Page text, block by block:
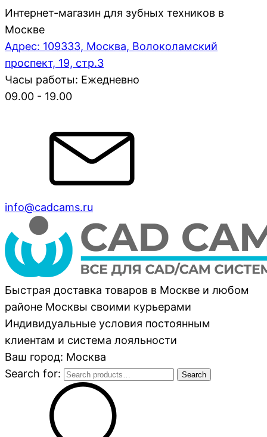
Интернет-магазин для зубных техников в
Москве
Адрес: 109333, Москва, Волоколамский
проспект, 19, стр.3
Часы работы: Ежедневно
09.00 - 19.00
info@cadcams.ru
Быстрая доставка товаров в Москве и любом
районе Москвы своими курьерами
Индивидуальные условия постоянным
клиентам и система лояльности
Ваш город: Москва
Search for:
Search